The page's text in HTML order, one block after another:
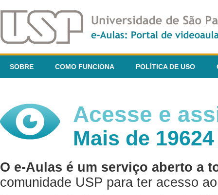
SOBRE COMO FUNCIONA POLÍTICA DE USO
Acesse e
Mais de
O e-Aulas é um serviço aberto a
comunidade USP para ter acesso